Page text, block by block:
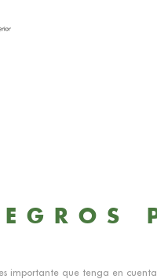
importante que tenga en